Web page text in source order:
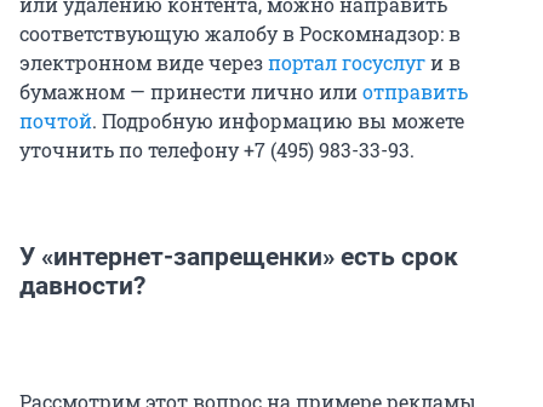
соответствующую жалобу в Роскомнадзор: в
электронном виде черезпортал госуслуги в
бумажном — принести лично илиотправить
почтой. Подробную информацию вы можете
уточнить по телефону +7 (495) 983-33-93.
У «интернет-запрещенки» есть срок
давности?